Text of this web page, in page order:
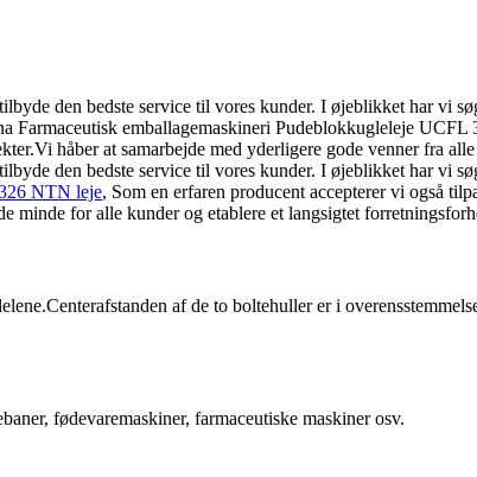
den bedste service til vores kunder. I øjeblikket har vi
emballagemaskineri Pudeblokkugleleje
håber at samarbejde med yderligere gode venner fra
den bedste service til vores kunder. I øjeblikket har vi
NTN leje, Som en erfaren producent accepterer vi også
for alle kunder og etablere et langsigtet
af ​​de to boltehuller er i
fødevaremaskiner, farmaceutiske maskiner osv.